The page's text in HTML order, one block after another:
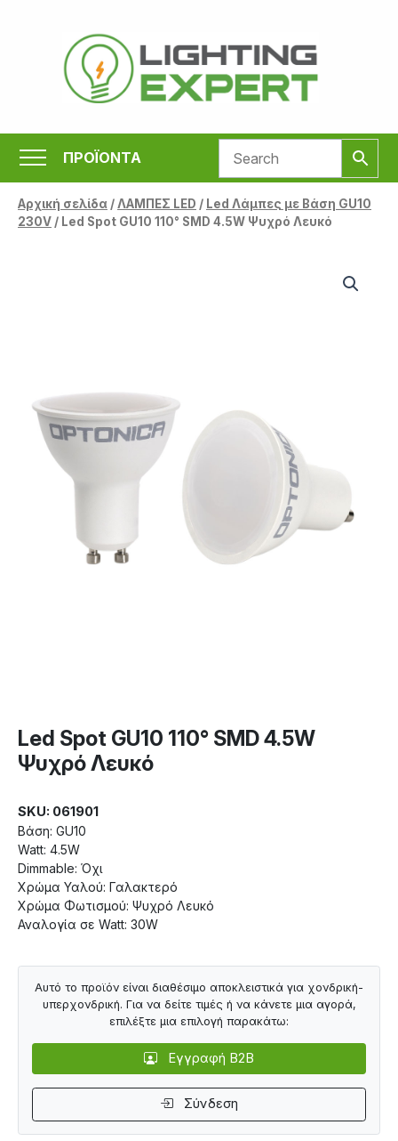
περιεχόμενο
ΠΡΟΪΟΝΤΑ
Αρχική σελίδα/ΛΑΜΠΕΣ LED / Led Λάμπες με Βάση GU10
230V/ Led Spot GU10 110° SMD 4.5W Ψυχρό Λευκό
Led Spot GU10 110° SMD 4.5W
Ψυχρό Λευκό
SKU: 061901
Βάση: GU10
Watt: 4.5W
Dimmable: Όχι
Χρώμα Υαλού: Γαλακτερό
Χρώμα Φωτισμού: Ψυχρό Λευκό
Αναλογία σε Watt: 30W
Αυτό το προϊόν είναι διαθέσιμο αποκλειστικά για χονδρική-
υπερχονδρική. Για να δείτε τιμές ή να κάνετε μια αγορά,
επιλέξτε μια επιλογή παρακάτω:
Εγγραφή B2B
Σύνδεση